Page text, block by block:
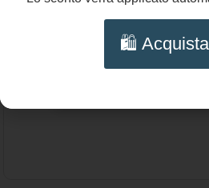
Collana girocollo con
anelli, acciaio placcato
🛍️